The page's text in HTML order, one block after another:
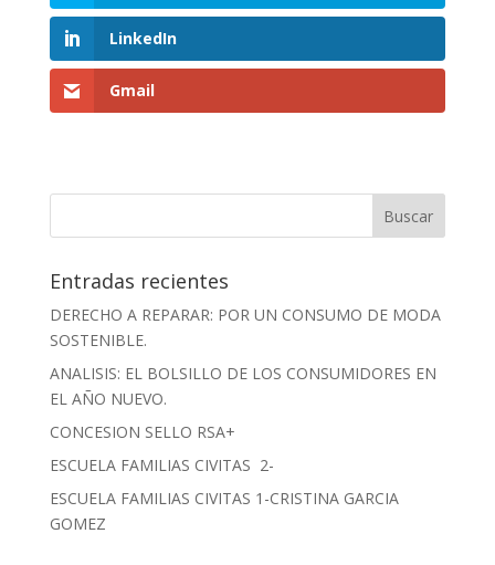
LinkedIn
Gmail
Entradas recientes
DERECHO A REPARAR: POR UN CONSUMO DE MODA
SOSTENIBLE.
ANALISIS: EL BOLSILLO DE LOS CONSUMIDORES EN
EL AÑO NUEVO.
CONCESION SELLO RSA+
ESCUELA FAMILIAS CIVITAS 2-
ESCUELA FAMILIAS CIVITAS 1-CRISTINA GARCIA
GOMEZ